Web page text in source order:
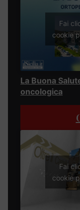
Fai
cookie
La Buona
oncologica
Fai
cookie